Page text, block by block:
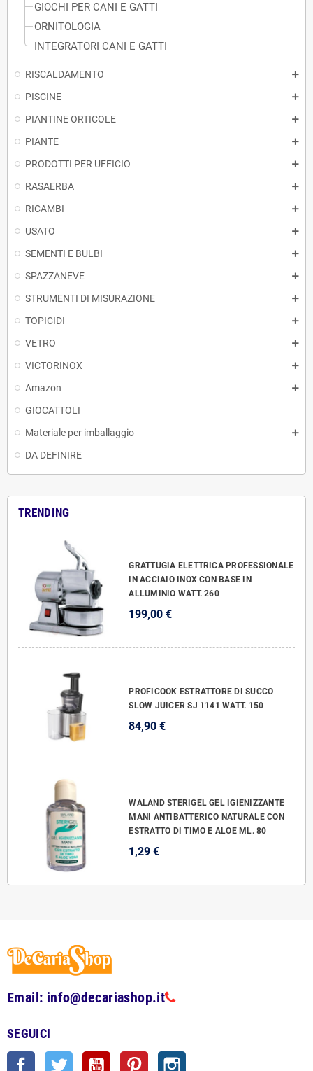
GIOCHI PER CANI E GATTI
ORNITOLOGIA
INTEGRATORI CANI E GATTI
RISCALDAMENTO
PISCINE
PIANTINE ORTICOLE
PIANTE
PRODOTTI PER UFFICIO
RASAERBA
RICAMBI
USATO
SEMENTI E BULBI
SPAZZANEVE
STRUMENTI DI MISURAZIONE
TOPICIDI
VETRO
VICTORINOX
Amazon
GIOCATTOLI
Materiale per imballaggio
DA DEFINIRE
TRENDING
GRATTUGIA ELETTRICA PROFESSIONALE
IN ACCIAIO INOX CON BASE IN
ALLUMINIO WATT. 260
199,00 €
PROFICOOK ESTRATTORE DI SUCCO
SLOW JUICER SJ 1141 WATT. 150
84,90 €
WALAND STERIGEL GEL IGIENIZZANTE
MANI ANTIBATTERICO NATURALE CON
ESTRATTO DI TIMO E ALOE ML. 80
1,29 €
Email: info@decariashop.it
SEGUICI
Facebook Twitter YouTube Pinterest